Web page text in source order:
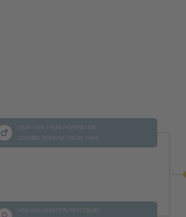
GRAF VON THUN-HOHENSTEIN
JOHANN SIGMUND (20.09.1594)
VON WOLKENSTEIN-TROSTBURG